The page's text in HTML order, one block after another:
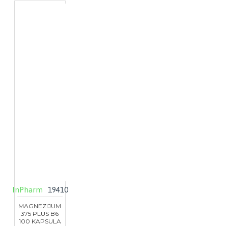
InPharm 19410
MAGNEZIJUM
375 PLUS B6
100 KAPSULA